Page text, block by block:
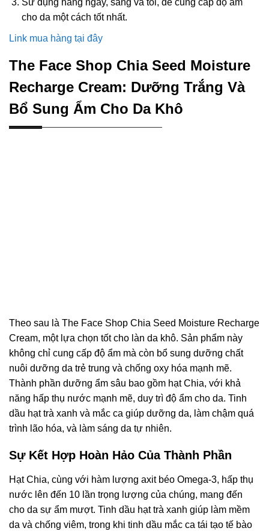
Sử dụng hàng ngày, sáng và tối, để cung cấp độ ẩm
cho da một cách tốt nhất.
Link mua hàng tại đây
The Face Shop Chia Seed Moisture
Recharge Cream: Dưỡng Trắng Và
Bổ Sung Ẩm Cho Da Khô
Theo sau là The Face Shop Chia Seed Moisture Recharge
Cream, một lựa chọn tốt cho làn da khô. Sản phẩm này
không chỉ cung cấp độ ẩm mà còn bổ sung dưỡng chất
nuôi dưỡng da trẻ trung và chống oxy hóa mạnh mẽ.
Thành phần dưỡng ẩm sâu bao gồm hạt Chia, với khả
năng hấp thụ nước mạnh mẽ, duy trì độ ẩm cho da. Tinh
dầu hạt trà xanh và mắc ca giúp dưỡng da, làm chậm quá
trình lão hóa, và làm sáng da tự nhiên.
Sự Kết Hợp Hoàn Hảo Của Thành Phần
Hạt Chia, cùng với hàm lượng axit béo Omega-3, hấp thụ
nước lên đến 10 lần trọng lượng của chúng, mang đến
cho da sự ẩm mượt. Tinh dầu hạt trà xanh giúp làm mềm
da và chống viêm, trong khi tinh dầu mắc ca tái tạo tế bào